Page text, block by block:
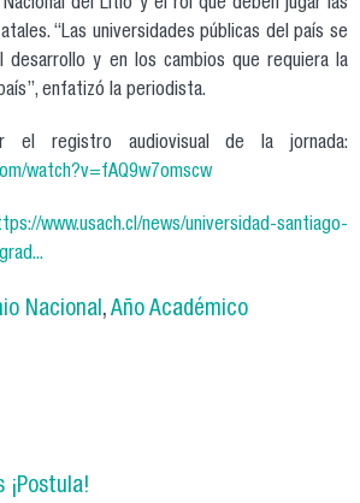
del Litio y el rol que deben jugar las
“Las universidades públicas del país se
desarrollo y en los cambios que requiera la
enfatizó la periodista.
el registro audiovisual de la jornada:
watch?v=fAQ9w7omscw
www.usach.cl/news/universidad-santiago-
Nacional, Año Académico
¡Postula!